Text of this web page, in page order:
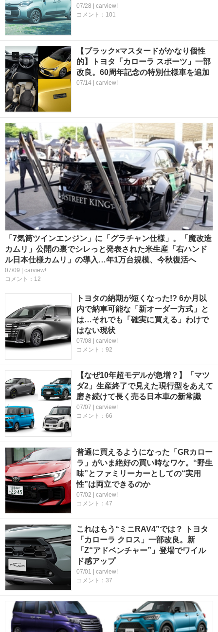
07/28 | carview!
コメント：101
【ブラック×マスタードがかなり個性
的】トヨタ「カローラ スポーツ」一部
改良。60周年記念の特別仕様車を追加
07/14 | carview!
「7気筒ツインエンジン」に「グラチャン仕様」。「魔改造
カムリ」公開の裏でシレっと発表された米生産「右ハンド
ル日本仕様カムリ」の導入…年1万台規模、今秋復活へ
07/09 | carview!
コメント：12
トヨタの納期が短くなった!? 6か月以
内で納車可能な「新オーダー方式」と
は…それでも「確実に買える」わけで
はない現状
07/08 | carview!
コメント：92
【なぜ10年超モデルが急増？】「マツ
ダ2」生産終了で見えた現行型をあえて
磨き続けて長く売る日本車の新常識
07/07 | carview!
コメント：66
普通に買えるようになった「GRカロー
ラ」がいま絶好の買い時なワケ。“野生
味”とファミリーカーとしての“実用
性”は両立できるのか
07/02 | carview!
コメント：47
これはもう“ミニRAV4”では？ トヨタ
「カローラ クロス」一部改良。新
「Z“アドベンチャー”」登場でワイル
ド感アップ
07/01 | carview!
コメント：37